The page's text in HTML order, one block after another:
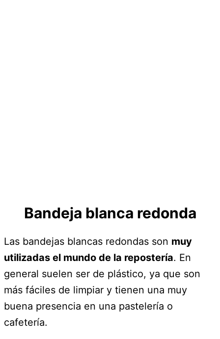
Bandeja blanca redonda
Las bandejas blancas redondas son muy
utilizadas el mundo de la repostería. En
general suelen ser de plástico, ya que son
más fáciles de limpiar y tienen una muy
buena presencia en una pastelería o
cafetería.